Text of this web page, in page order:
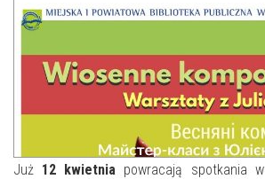
AKTUALNOŚCI
NAJBLIŻSZE WYDARZENIA
WYDARZENIA BIEŻĄCE
WYDARZYŁO SIĘ
NASZA OFERTA
STREFA WIEDZY O REGIONIE
STREFA KOLORU
Już 12 kwietnia powracają spotkania w